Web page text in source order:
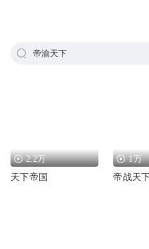
帝渝天下
2.2万
天下帝国
1万
帝战天